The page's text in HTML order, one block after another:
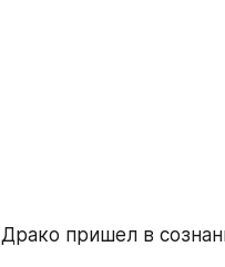
Драко пришел в